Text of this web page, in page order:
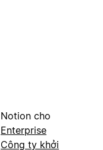
Notion cho
Enterprise
Công ty khởi